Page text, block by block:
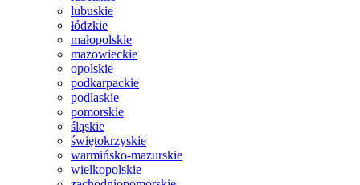
lubuskie
łódzkie
małopolskie
mazowieckie
opolskie
podkarpackie
podlaskie
pomorskie
śląskie
świętokrzyskie
warmińsko-mazurskie
wielkopolskie